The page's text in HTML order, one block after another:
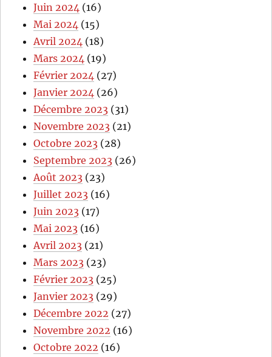
Juin 2024 (16)
Mai 2024 (15)
Avril 2024 (18)
Mars 2024 (19)
Février 2024 (27)
Janvier 2024 (26)
Décembre 2023 (31)
Novembre 2023 (21)
Octobre 2023 (28)
Septembre 2023 (26)
Août 2023 (23)
Juillet 2023 (16)
Juin 2023 (17)
Mai 2023 (16)
Avril 2023 (21)
Mars 2023 (23)
Février 2023 (25)
Janvier 2023 (29)
Décembre 2022 (27)
Novembre 2022 (16)
Octobre 2022 (16)